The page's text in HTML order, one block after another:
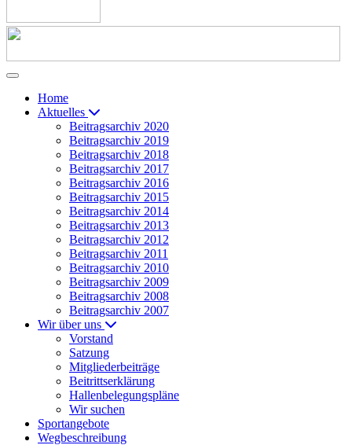
Home
Aktuelles
Beitragsarchiv 2020
Beitragsarchiv 2019
Beitragsarchiv 2018
Beitragsarchiv 2017
Beitragsarchiv 2016
Beitragsarchiv 2015
Beitragsarchiv 2014
Beitragsarchiv 2013
Beitragsarchiv 2012
Beitragsarchiv 2011
Beitragsarchiv 2010
Beitragsarchiv 2009
Beitragsarchiv 2008
Beitragsarchiv 2007
Wir über uns
Vorstand
Satzung
Mitgliederbeiträge
Beitrittserklärung
Hallenbelegungspläne
Wir suchen
Sportangebote
Wegbeschreibung